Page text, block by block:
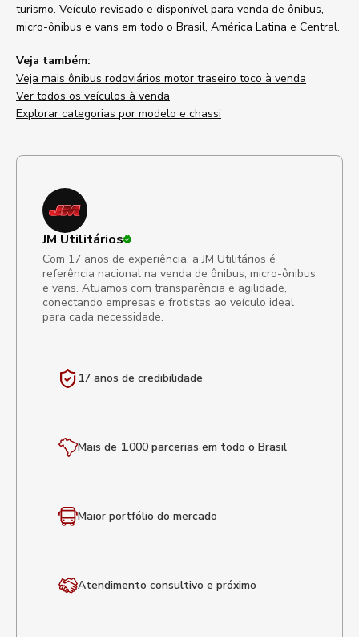
turismo. Veículo revisado e disponível para venda de ônibus,
micro-ônibus e vans em todo o Brasil, América Latina e Central.
Veja também:
Veja mais ônibus rodoviários motor traseiro toco à venda
Ver todos os veículos à venda
Explorar categorias por modelo e chassi
JM Utilitários
Com 17 anos de experiência, a JM Utilitários é
referência nacional na venda de ônibus, micro-ônibus
e vans. Atuamos com transparência e agilidade,
conectando empresas e frotistas ao veículo ideal
para cada necessidade.
17 anos de credibilidade
Mais de 1.000 parcerias em todo o Brasil
Maior portfólio do mercado
Atendimento consultivo e próximo